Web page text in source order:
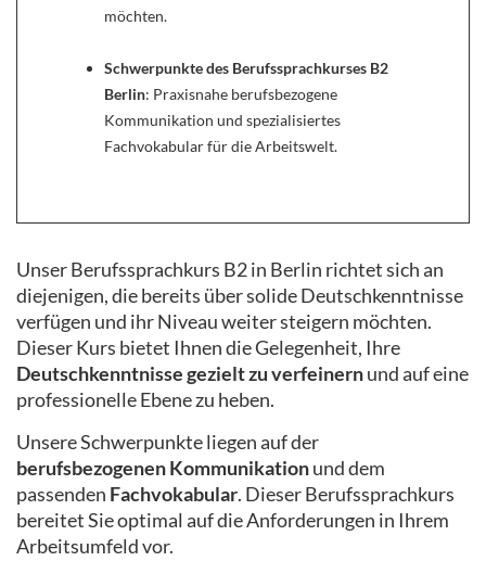
möchten.
Schwerpunkte des Berufssprachkurses B2
Berlin: Praxisnahe berufsbezogene
Kommunikation und spezialisiertes
Fachvokabular für die Arbeitswelt.
Unser Berufssprachkurs B2 in Berlin richtet sich an
diejenigen, die bereits über solide Deutschkenntnisse
verfügen und ihr Niveau weiter steigern möchten.
Dieser Kurs bietet Ihnen die Gelegenheit, Ihre
Deutschkenntnisse gezielt zu verfeinernund auf eine
professionelle Ebene zu heben.
Unsere Schwerpunkte liegen auf der
berufsbezogenen Kommunikationund dem
passenden Fachvokabular. Dieser Berufssprachkurs
bereitet Sie optimal auf die Anforderungen in Ihrem
Arbeitsumfeld vor.